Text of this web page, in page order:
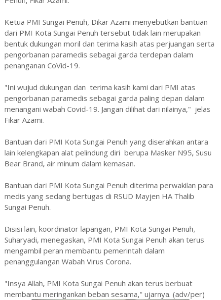
Ketua PMI Sungai Penuh, Dikar Azami menyebutkan bantuan
dari PMI Kota Sungai Penuh tersebut tidak lain merupakan
bentuk dukungan moril dan terima kasih atas perjuangan serta
pengorbanan paramedis sebagai garda terdepan dalam
penanganan CoVid-19.
"Ini wujud dukungan dan terima kasih kami dari PMI atas
pengorbanan paramedis sebagai garda paling depan dalam
menangani wabah Covid-19. Jangan dilihat dari nilainya," jelas
Fikar Azami.
Bantuan dari PMI Kota Sungai Penuh yang diserahkan antara
lain kelengkapan alat pelindung diri berupa Masker N95, Susu
Bear Brand, air minum dalam kemasan.
Bantuan dari PMI Kota Sungai Penuh diterima perwakilan para
medis yang sedang bertugas di RSUD Mayjen HA Thalib
Sungai Penuh.
Disisi lain, koordinator lapangan, PMI Kota Sungai Penuh,
Suharyadi, menegaskan, PMI Kota Sungai Penuh akan terus
mengambil peran membantu pemerintah dalam
penanggulangan Wabah Virus Corona.
"Insya Allah, PMI Kota Sungai Penuh akan terus berbuat
membantu meringankan beban sesama," ujarnya. (adv/per)